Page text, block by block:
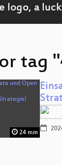
tag
24 min